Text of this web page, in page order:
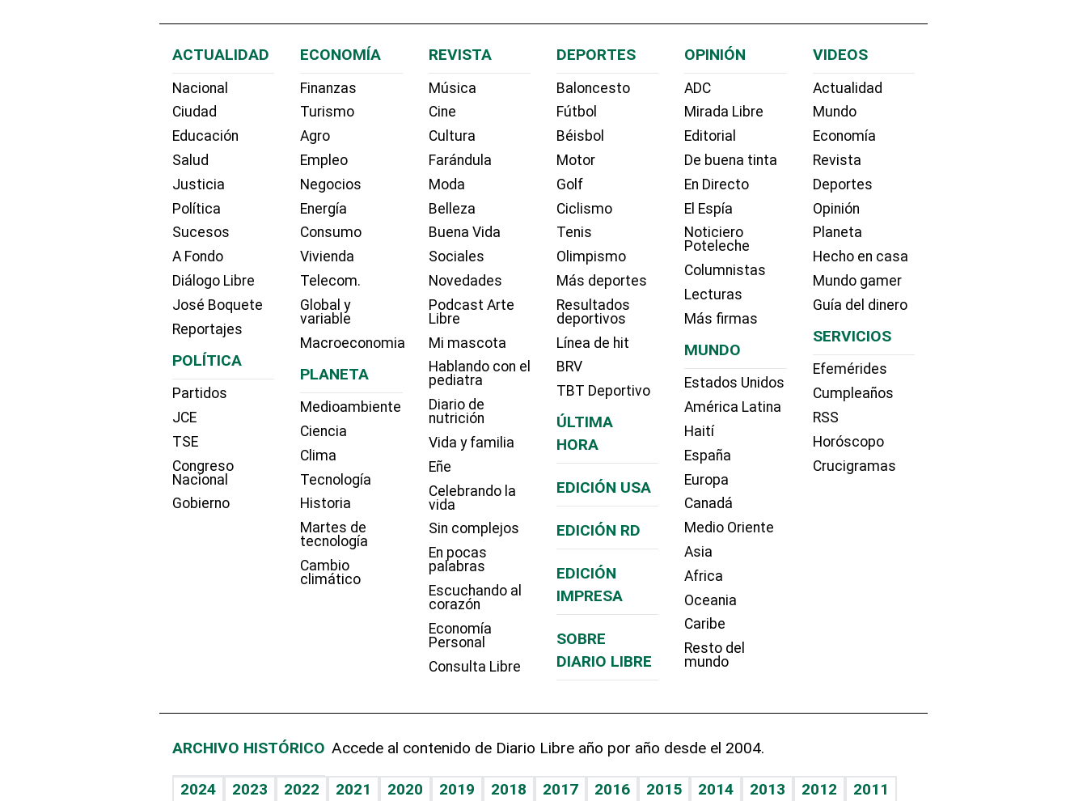
ACTUALIDAD
Nacional
Ciudad
Educación
Salud
Justicia
Política
Sucesos
A Fondo
Diálogo Libre
José Boquete
Reportajes
POLÍTICA
Partidos
JCE
TSE
Congreso
Nacional
Gobierno
ECONOMÍA
Finanzas
Turismo
Agro
Empleo
Negocios
Energía
Consumo
Vivienda
Telecom.
Global y
variable
Macroeconomia
PLANETA
Medioambiente
Ciencia
Clima
Tecnología
Historia
Martes de
tecnología
Cambio
climático
REVISTA
Música
Cine
Cultura
Farándula
Moda
Belleza
Buena Vida
Sociales
Novedades
Podcast Arte
Libre
Mi mascota
Hablando con el
pediatra
Diario de
nutrición
Vida y familia
Eñe
Celebrando la
vida
Sin complejos
En pocas
palabras
Escuchando al
corazón
Economía
Personal
Consulta Libre
DEPORTES
Baloncesto
Fútbol
Béisbol
Motor
Golf
Ciclismo
Tenis
Olimpismo
Más deportes
Resultados
deportivos
Línea de hit
BRV
TBT Deportivo
ÚLTIMA
HORA
EDICIÓN USA
EDICIÓN RD
EDICIÓN
IMPRESA
SOBRE
DIARIO LIBRE
OPINIÓN
ADC
Mirada Libre
Editorial
De buena tinta
En Directo
El Espía
Noticiero
Poteleche
Columnistas
Lecturas
Más firmas
MUNDO
Estados Unidos
América Latina
Haití
España
Europa
Canadá
Medio Oriente
Asia
Africa
Oceania
Caribe
Resto del
mundo
VIDEOS
Actualidad
Mundo
Economía
Revista
Deportes
Opinión
Planeta
Hecho en casa
Mundo gamer
Guía del dinero
SERVICIOS
Efemérides
Cumpleaños
RSS
Horóscopo
Crucigramas
ARCHIVO HISTÓRICO Accede al contenido de Diario Libre año por año desde el 2004.
2024 2023 2022 2021 2020 2019 2018 2017 2016 2015 2014 2013 2012 2011